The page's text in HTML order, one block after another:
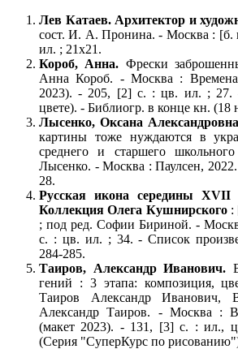
Лев Катаев. Архитектор и
сост. И. А. Пронина. - Москва : [б.
ил. ; 21x21.
Короб, Анна. Фрески
Анна Короб. - Москва :
2023). - 205, [2] с. : цв. ил. ; 27.
цвете). - Библиогр. в конце кн. (18
Лысенко, Оксана Александровна
картины тоже нуждаются в
среднего и старшего
Лысенко. - Москва : Паулсен,
28.
Русская икона середины
Коллекция Олега Кушнирского:
; под ред. Софии Бириной. -
с. : цв. ил. ; 34. - Список
284-285.
Таиров, Александр Иванович.
гений : 3 этапа: композиция,
Таиров Александр
Александр Таиров. - Москва :
(макет 2023). - 131, [3] с. : ил.,
(Серия "СуперКурс по